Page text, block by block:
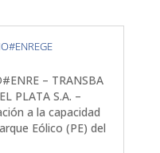
– TRANSBA
PLATA S.A. –
a la capacidad
Eólico (PE) del